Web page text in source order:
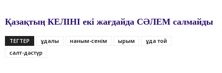
Қазақтың КЕЛІНІ екі жағдайда СӘЛЕМ салмайды
ТЕГТЕР құдалық наным-сенім ырым
құда той
салт-дәстүр